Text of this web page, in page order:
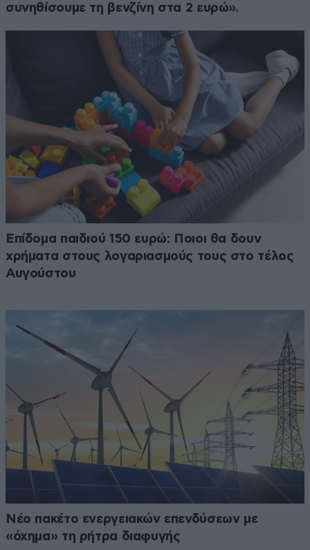
συνηθίσουμε τη βενζίνη στα 2 ευρώ».
Επίδομα παιδιού 150 ευρώ: Ποιοι θα δουν
χρήματα στους λογαριασμούς τους στο τέλος
Αυγούστου
Νέο πακέτο ενεργειακών επενδύσεων με
«όχημα» τη ρήτρα διαφυγής